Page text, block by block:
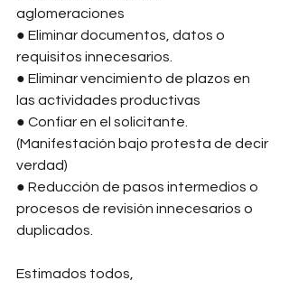
aglomeraciones
● Eliminar documentos, datos o
requisitos innecesarios.
● Eliminar vencimiento de plazos en
las actividades productivas
● Confiar en el solicitante.
(Manifestación bajo protesta de decir
verdad)
● Reducción de pasos intermedios o
procesos de revisión innecesarios o
duplicados.
Estimados todos,